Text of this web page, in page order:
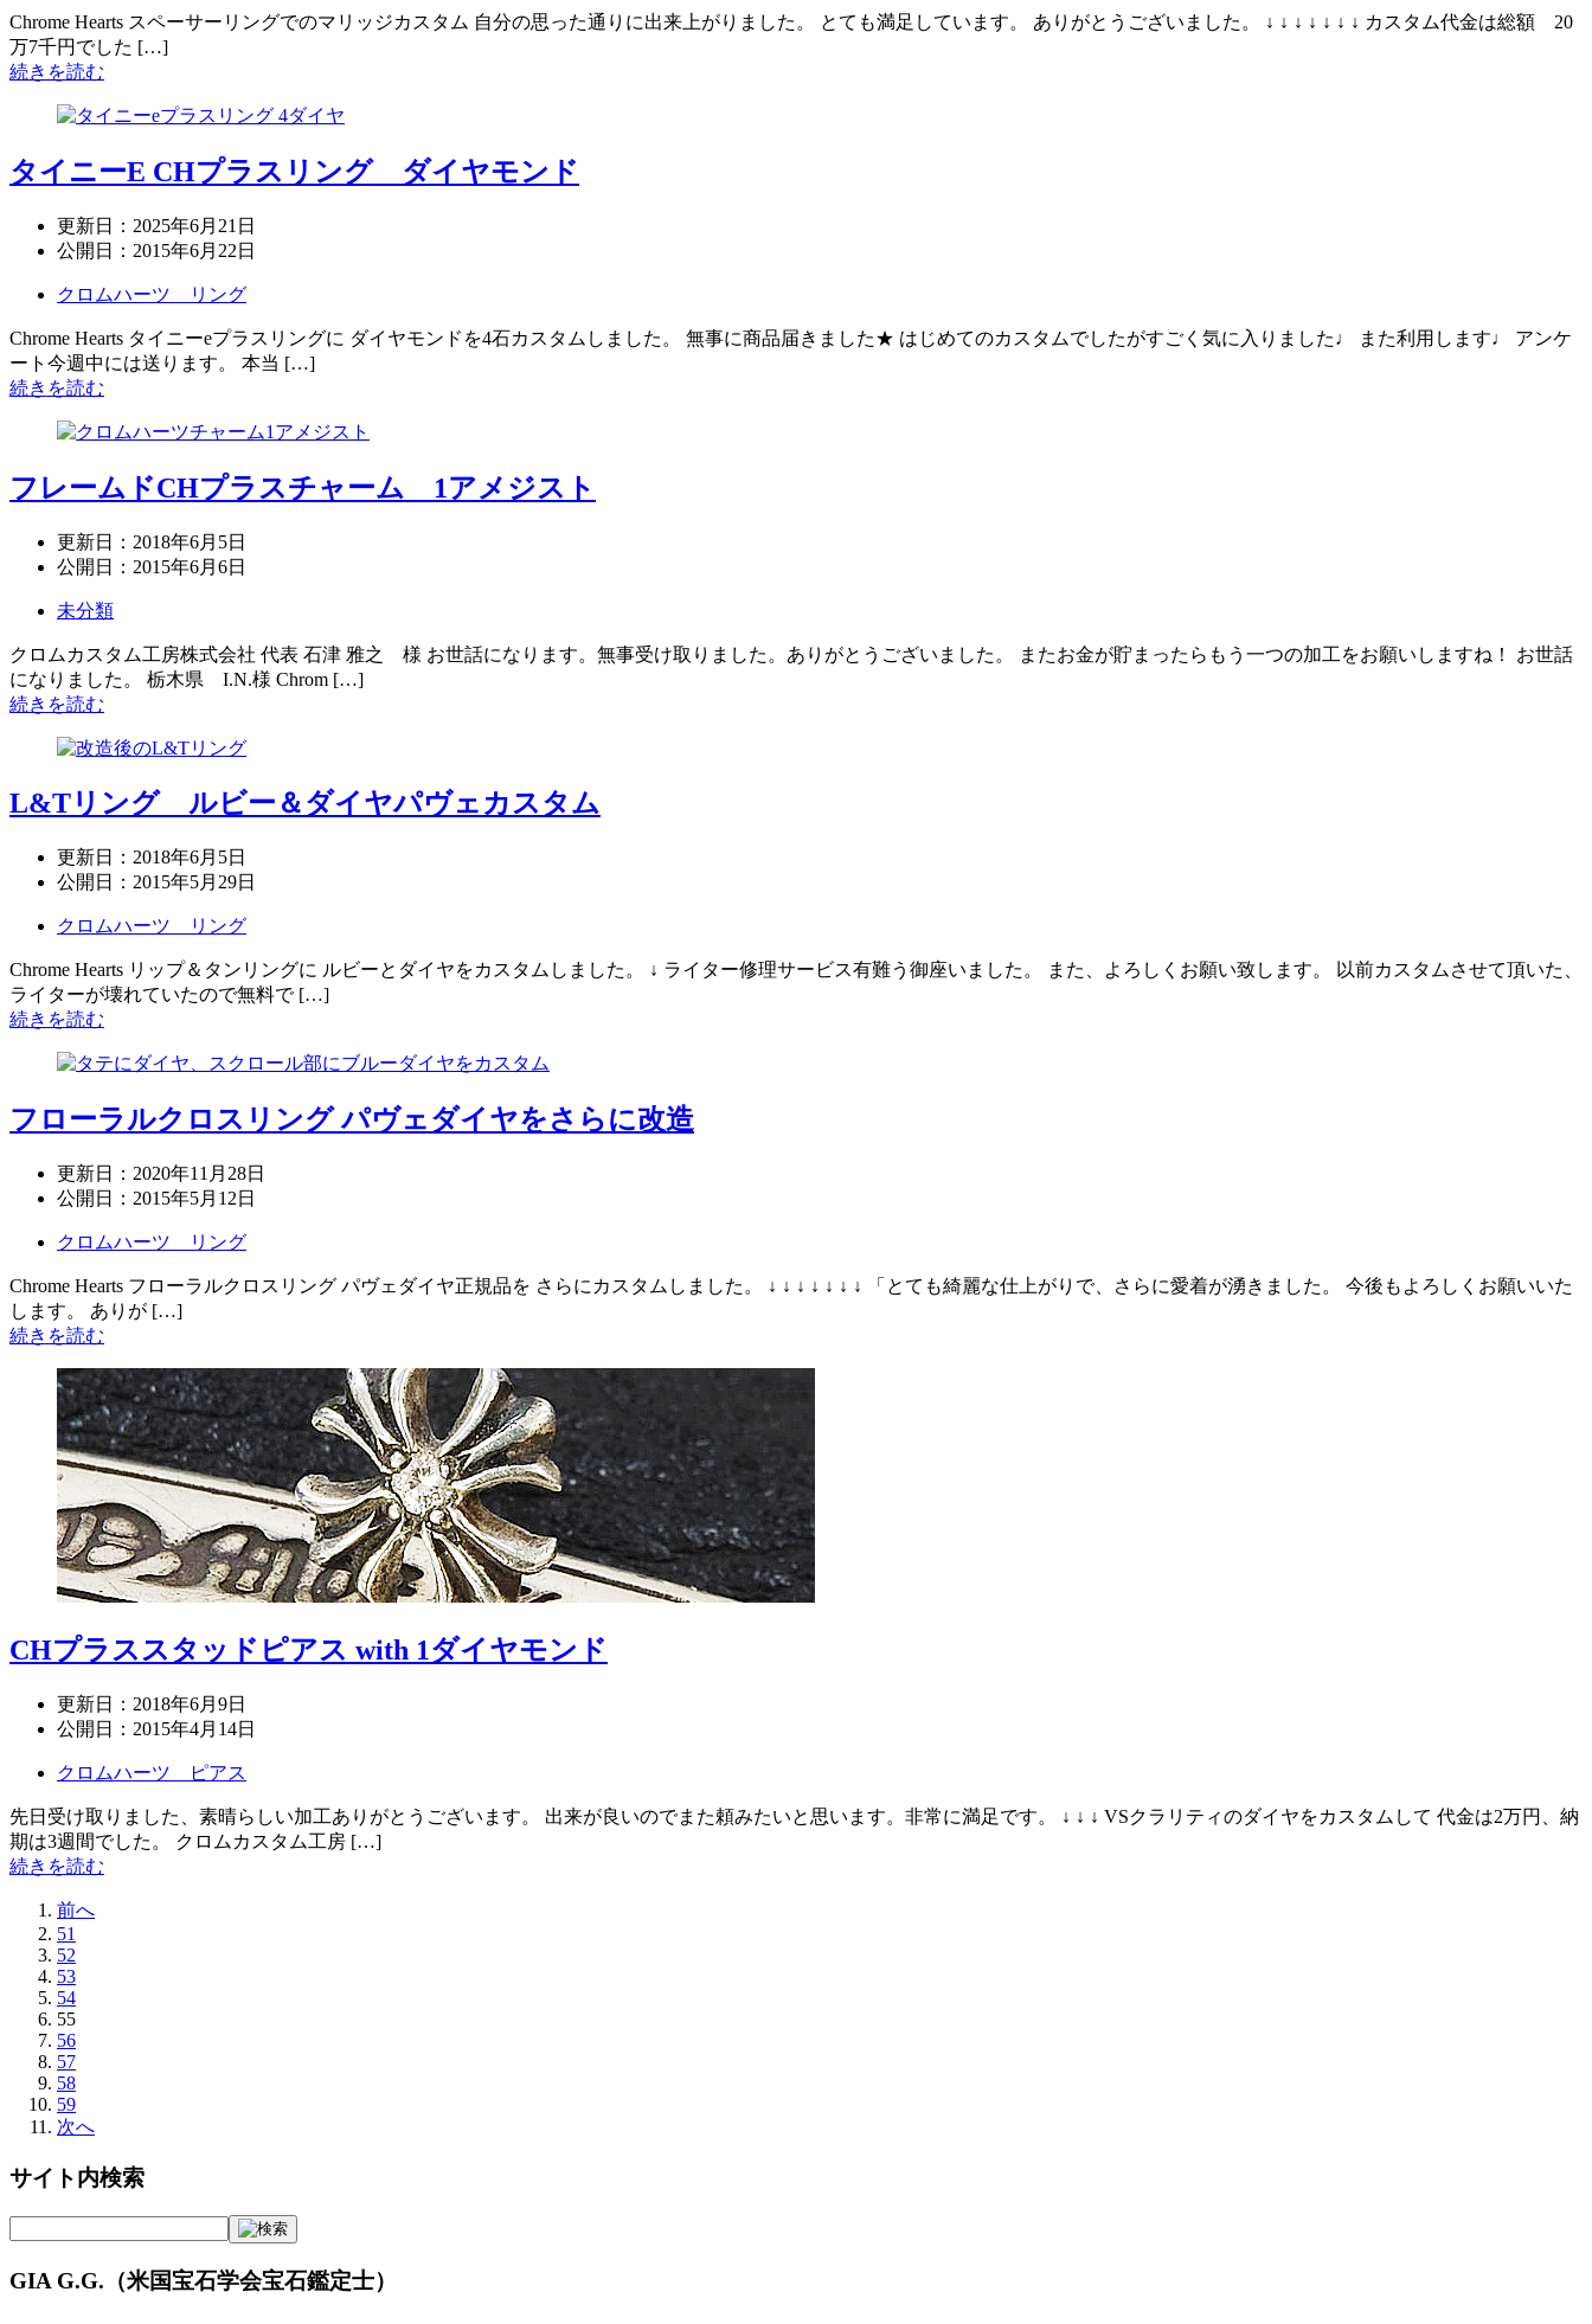
Chrome Hearts スペーサーリングでのマリッジカスタム 自分の思った通りに出来上がりました。 とても満足しています。 ありがとうございました。 ↓ ↓ ↓ ↓ ↓ ↓ ↓ カスタム代金は総額 20
万7千円でした […]
続きを読む
タイニーE CHプラスリング ダイヤモンド
更新日： 2025年6月21日
公開日： 2015年6月22日
クロムハーツ リング
Chrome Hearts タイニーeプラスリングに ダイヤモンドを4石カスタムしました。 無事に商品届きました★ はじめてのカスタムでしたがすごく気に入りました♩ また利用します♩ アンケ
ート今週中には送ります。 本当 […]
続きを読む
フレームドCHプラスチャーム 1アメジスト
更新日： 2018年6月5日
公開日： 2015年6月6日
未分類
クロムカスタム工房株式会社 代表 石津 雅之 様 お世話になります。無事受け取りました。ありがとうございました。 またお金が貯まったらもう一つの加工をお願いしますね！ お世話
になりました。 栃木県 I.N.様 Chrom […]
続きを読む
L&Tリング ルビー＆ダイヤパヴェカスタム
更新日： 2018年6月5日
公開日： 2015年5月29日
クロムハーツ リング
Chrome Hearts リップ＆タンリングに ルビーとダイヤをカスタムしました。 ↓ ライター修理サービス有難う御座いました。 また、よろしくお願い致します。 以前カスタムさせて頂いた、
ライターが壊れていたので無料で […]
続きを読む
フローラルクロスリング パヴェダイヤをさらに改造
更新日： 2020年11月28日
公開日： 2015年5月12日
クロムハーツ リング
Chrome Hearts フローラルクロスリング パヴェダイヤ正規品を さらにカスタムしました。 ↓ ↓ ↓ ↓ ↓ ↓ ↓ 「とても綺麗な仕上がりで、さらに愛着が湧きました。 今後もよろしくお願いいた
します。 ありが […]
続きを読む
CHプラススタッドピアス with 1ダイヤモンド
更新日： 2018年6月9日
公開日： 2015年4月14日
クロムハーツ ピアス
先日受け取りました、素晴らしい加工ありがとうございます。 出来が良いのでまた頼みたいと思います。非常に満足です。 ↓ ↓ ↓ VSクラリティのダイヤをカスタムして 代金は2万円、納
期は3週間でした。 クロムカスタム工房 […]
続きを読む
前へ
51
52
53
54
55
56
57
58
59
次へ
サイト内検索
GIA G.G.（米国宝石学会宝石鑑定士）